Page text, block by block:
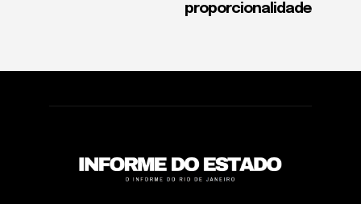
proporcionalidade